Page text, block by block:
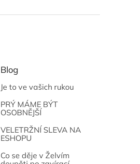
Blog
Je to ve vašich rukou
PRÝ MÁME BÝT
OSOBNĚJŠÍ
VELETRŽNÍ SLEVA NA
ESHOPU
Co se děje v Želvím